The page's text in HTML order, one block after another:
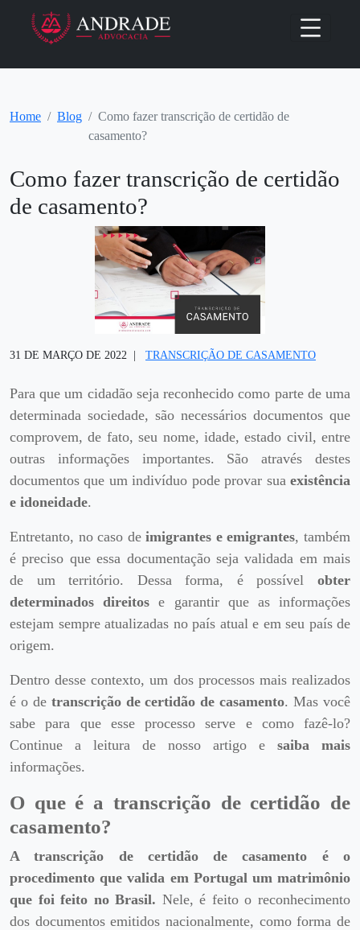
Home Blog
Como fazer transcrição de certidão de
casamento?
Como fazer transcrição de certidão
de casamento?
31 DE MARÇO DE 2022 TRANSCRIÇÃO DE CASAMENTO
Para que um cidadão seja reconhecido como parte de uma
determinada sociedade, são necessários documentos que
comprovem, de fato, seu nome, idade, estado civil, entre
outras informações importantes. São através destes
documentos que um indivíduo pode provar sua existência
e idoneidade.
Entretanto, no caso deimigrantes e emigrantes, também
é preciso que essa documentação seja validada em mais
de um território. Dessa forma, é possível obter
determinados direitose garantir que as informações
estejam sempre atualizadas no país atual e em seu país de
origem.
Dentro desse contexto, um dos processos mais realizados
é o de transcrição de certidão de casamento. Mas você
sabe para que esse processo serve e como fazê-lo?
Continue a leitura de nosso artigo e saiba mais
informações.
O que é a transcrição de certidão de
casamento?
A transcrição de certidão de casamento é o
procedimento que valida em Portugal um matrimônio
que foi feito no Brasil. Nele, é feito o reconhecimento
dos documentos emitidos nacionalmente, como forma de